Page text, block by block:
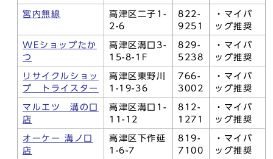
宮内無線
高津区二子1-
2-6
822-
9251
・マイバ
ッグ推奨
WEショップたか
つ
高津区溝口3-
15-8-1F
829-
5238
・マイバ
ッグ推奨
リサイクルショッ
プ トライスター
高津区東野川
1-19-36
766-
3002
・マイバ
ッグ推奨
マルエツ 溝の口
店
高津区溝口1-
11-12
812-
1271
・マイバ
ッグ推奨
オーケー 溝ノ口
店
高津区下作延
1-6-7
819-
7100
・マイバ
ッグ推奨